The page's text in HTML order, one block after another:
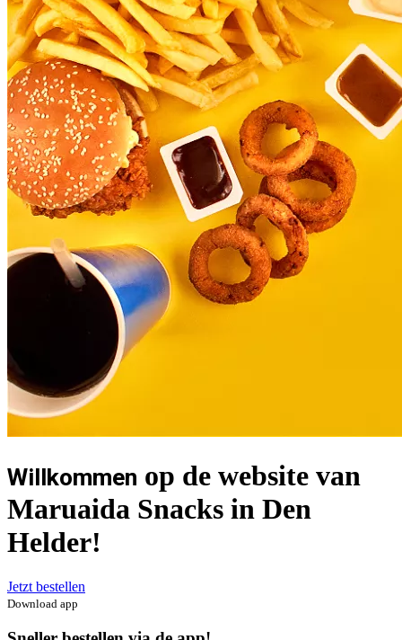
Willkommen op de website van
Maruaida Snacks in Den
Helder!
Jetzt bestellen
Download app